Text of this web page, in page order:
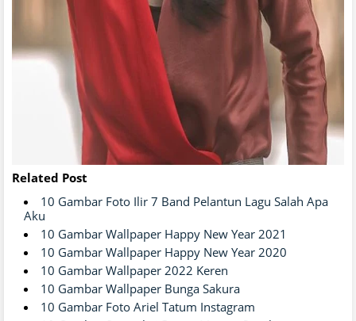
Related Post
10 Gambar Foto Ilir 7 Band Pelantun Lagu Salah Apa
Aku
10 Gambar Wallpaper Happy New Year 2021
10 Gambar Wallpaper Happy New Year 2020
10 Gambar Wallpaper 2022 Keren
10 Gambar Wallpaper Bunga Sakura
10 Gambar Foto Ariel Tatum Instagram